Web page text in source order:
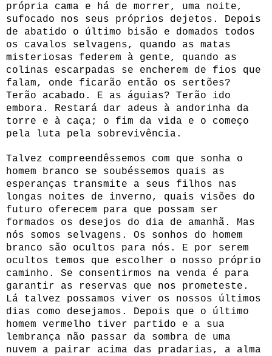
própria cama e há de morrer, uma noite,
sufocado nos seus próprios dejetos. Depois
de abatido o último bisão e domados todos
os cavalos selvagens, quando as matas
misteriosas federem à gente, quando as
colinas escarpadas se encherem de fios que
falam, onde ficarão então os sertões?
Terão acabado. E as águias? Terão ido
embora. Restará dar adeus à andorinha da
torre e à caça; o fim da vida e o começo
pela luta pela sobrevivência.
Talvez compreendêssemos com que sonha o
homem branco se soubéssemos quais as
esperanças transmite a seus filhos nas
longas noites de inverno, quais visões do
futuro oferecem para que possam ser
formados os desejos do dia de amanhã. Mas
nós somos selvagens. Os sonhos do homem
branco são ocultos para nós. E por serem
ocultos temos que escolher o nosso próprio
caminho. Se consentirmos na venda é para
garantir as reservas que nos prometeste.
Lá talvez possamos viver os nossos últimos
dias como desejamos. Depois que o último
homem vermelho tiver partido e a sua
lembrança não passar da sombra de uma
nuvem a pairar acima das pradarias, a alma